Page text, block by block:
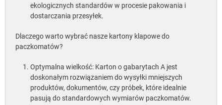
ekologicznych standardów w procesie pakowania i
dostarczania przesyłek.
Dlaczego warto wybrać nasze kartony klapowe do
paczkomatów?
Optymalna wielkość: Karton o gabarytach A jest
doskonałym rozwiązaniem do wysyłki mniejszych
produktów, dokumentów, czy próbek, które idealnie
pasują do standardowych wymiarów paczkomatów.